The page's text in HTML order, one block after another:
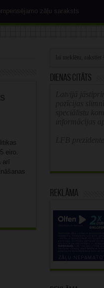
zāļu saraksts
eiro.
arī
Dienas citāts
Reklāma